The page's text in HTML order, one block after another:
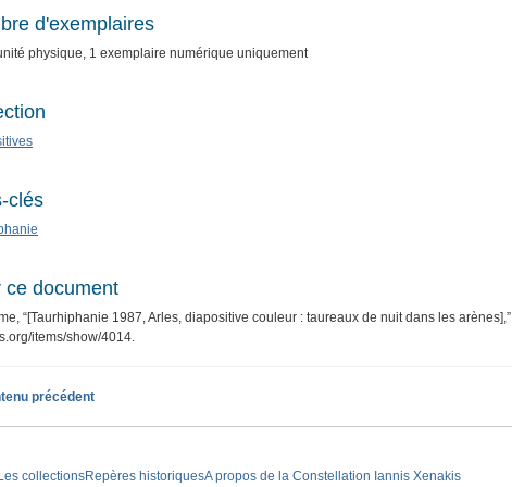
d'exemplaires
physique, 1 exemplaire numérique uniquement
clés
ce document
“[Taurhiphanie 1987, Arles, diapositive couleur : taureaux de nuit dans les arènes],”
items/show/4014.
précédent
Les collectionsRepères historiquesA propos de la Constellation Iannis Xenakis